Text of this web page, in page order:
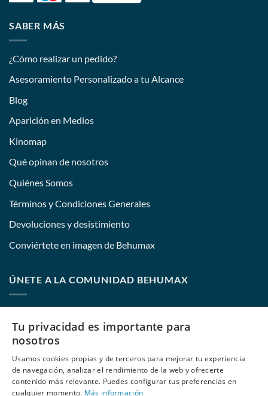
SABER MÁS
¿Cómo realizar un pedido?
Asesoramiento Personalizado a tu Alcance
Blog
Aparición en Medios
Kinomap
Qué opinan de nosotros
Quiénes Somos
Términos y Condiciones Generales
Devoluciones y desistimiento
Conviértete en imagen de Behumax
ÚNETE A LA COMUNIDAD BEHUMAX
E-mail:
Tu privacidad es importante para
nosotros
Usamos cookies propias y de terceros para mejorar tu experiencia
de navegación, analizar el rendimiento de la web y ofrecerte
contenido más relevante. Puedes configurar tus preferencias en
cualquier momento. Más información